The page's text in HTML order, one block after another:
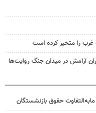
را متحیر کرده است
آرامش در میدان جنگ روایت‌ها
حقوق بازنشستگان